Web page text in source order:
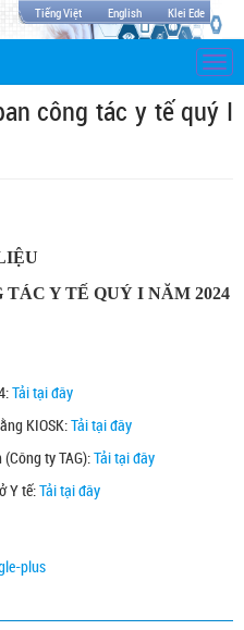
Tiếng Việt English Klei Ede
công tác y tế quý I
Y TẾ QUÝ I NĂM 2024
Tải tại đây
KIOSK:Tải tại đây
ty TAG):Tải tại đây
Y tế:Tải tại đây
plus